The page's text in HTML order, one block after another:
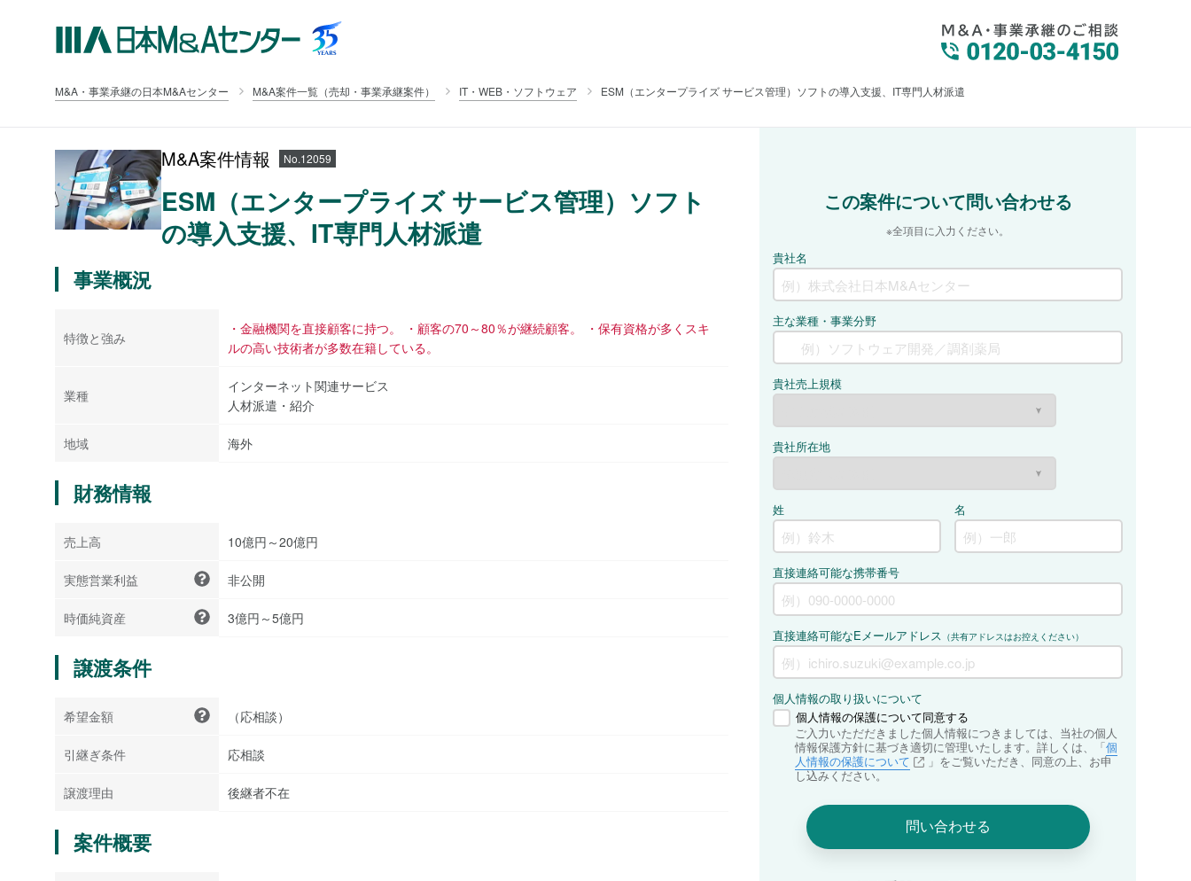
M&A・事業承継の日本M&Aセンター M&A案件一覧（売却・事業承継案件） IT・WEB・ソフトウェア ESM（エンタープライズ サービス管理）ソフトの導入支援、IT専門人材派遣
M&A案件情報 No.12059
ESM（エンタープライズ サービス管理）ソフト
の導入支援、IT専門人材派遣
事業概況
特徴と強み
・金融機関を直接顧客に持つ。 ・顧客の70～80％が継続顧客。 ・保有資格が多くスキ
ルの高い技術者が多数在籍している。
業種
インターネット関連サービス
人材派遣・紹介
地域 海外
財務情報
売上高 10億円～20億円
実態営業利益 非公開
時価純資産 3億円～5億円
譲渡条件
希望金額 （応相談）
引継ぎ条件 応相談
譲渡理由 後継者不在
案件概要